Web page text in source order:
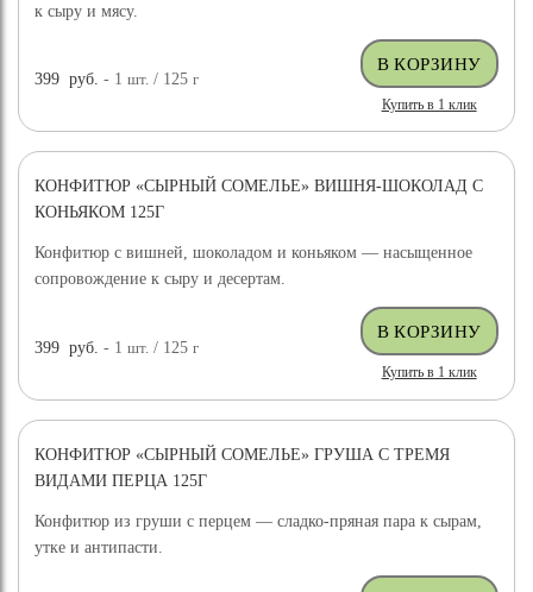
к сыру и мясу.
399 руб. - 1шт. / 125г
Купить в 1 клик
КОНФИТЮР «СЫРНЫЙ СОМЕЛЬЕ» ВИШНЯ-ШОКОЛАД С
КОНЬЯКОМ 125Г
Конфитюр с вишней, шоколадом и коньяком — насыщенное
сопровождение к сыру и десертам.
399 руб. - 1шт. / 125г
Купить в 1 клик
КОНФИТЮР «СЫРНЫЙ СОМЕЛЬЕ» ГРУША С ТРЕМЯ
ВИДАМИ ПЕРЦА 125Г
Конфитюр из груши с перцем — сладко-пряная пара к сырам,
утке и антипасти.